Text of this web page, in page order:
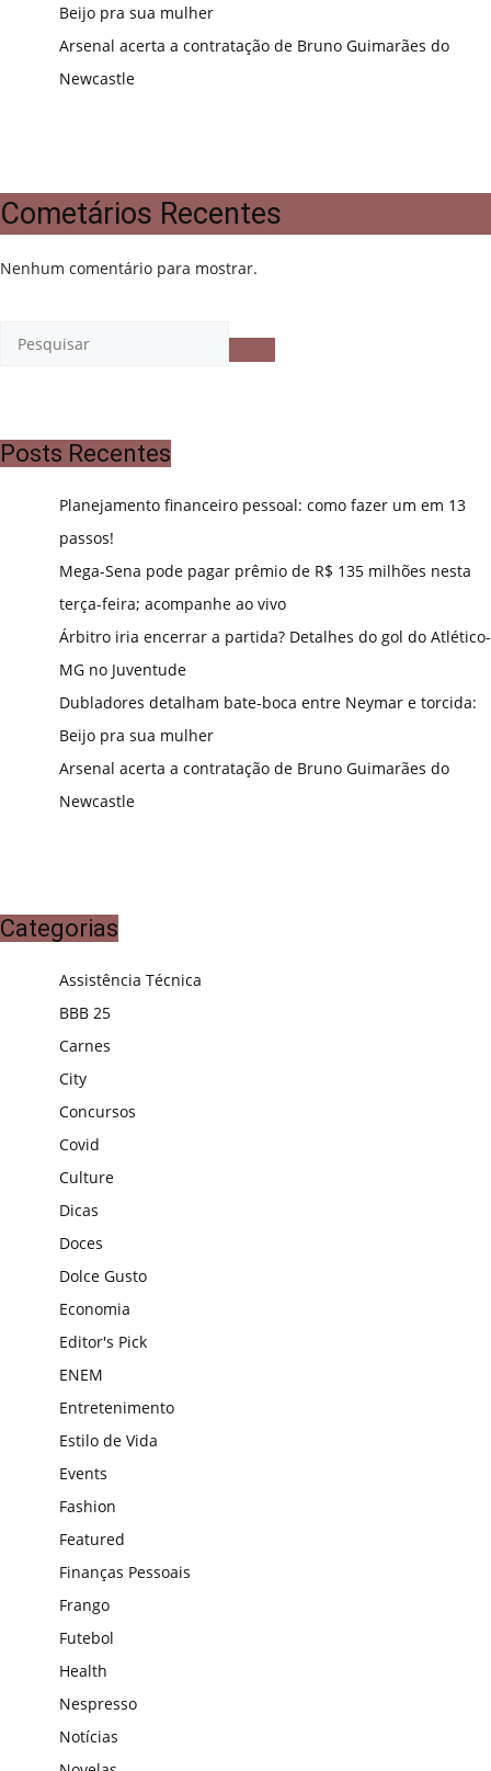
Beijo pra sua mulher
Arsenal acerta a contratação de Bruno Guimarães do
Newcastle
Cometários Recentes
Nenhum comentário para mostrar.
Posts Recentes
Planejamento financeiro pessoal: como fazer um em 13
passos!
Mega-Sena pode pagar prêmio de R$ 135 milhões nesta
terça-feira; acompanhe ao vivo
Árbitro iria encerrar a partida? Detalhes do gol do Atlético-
MG no Juventude
Dubladores detalham bate-boca entre Neymar e torcida:
Beijo pra sua mulher
Arsenal acerta a contratação de Bruno Guimarães do
Newcastle
Categorias
Assistência Técnica
BBB 25
Carnes
City
Concursos
Covid
Culture
Dicas
Doces
Dolce Gusto
Economia
Editor's Pick
ENEM
Entretenimento
Estilo de Vida
Events
Fashion
Featured
Finanças Pessoais
Frango
Futebol
Health
Nespresso
Notícias